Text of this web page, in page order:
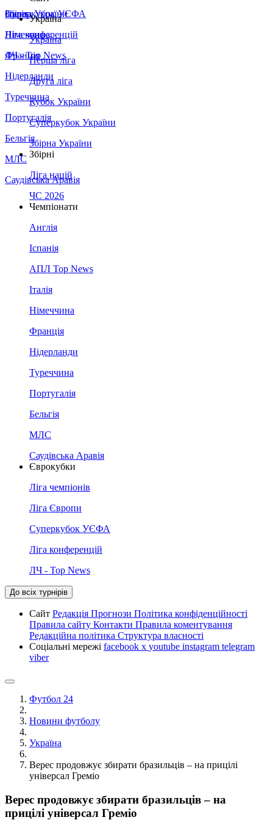
Збірна України
Італія
Німеччина
Франція
Нідерланди
Туреччина
Португалія
Бельгія
МЛС
Саудівська Аравія
Суперкубок УЄФА
Ліга конференцій
ЛЧ - Top News
Україна
Україна
Перша ліга
Друга ліга
Кубок України
Суперкубок України
Збірна України
Збірні
Ліга націй
ЧС 2026
Чемпіонати
Англія
Іспанія
АПЛ Top News
Італія
Німеччина
Франція
Нідерланди
Туреччина
Португалія
Бельгія
МЛС
Саудівська Аравія
Єврокубки
Ліга чемпіонів
Ліга Європи
Суперкубок УЄФА
Ліга конференцій
ЛЧ - Top News
До всіх турнірів
Сайт Редакція Прогнози Політика конфіденційності
Правила сайту Контакти Правила коментування
Редакційна політика Структура власності
Соціальні мережі facebook x youtube instagram telegram
viber
Футбол 24
Новини футболу
Україна
Верес продовжує збирати бразильців – на прицілі
універсал Греміо
Верес продовжує збирати бразильців – на
прицілі універсал Греміо